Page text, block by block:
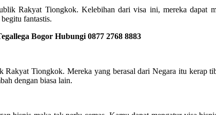
Rakyat Tiongkok. Kelebihan dari visa ini, mereka dapat
fantastis.
Bogor Hubungi 0877 2768 8883
Tiongkok. Mereka yang berasal dari Negara itu kerap
dengan biasa lain.